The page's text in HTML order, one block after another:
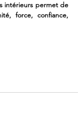
intérieurs permet de
force, confiance,